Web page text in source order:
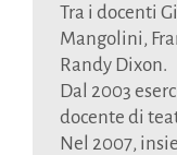
Tra i docenti
Mangolini,
Randy Dixon.
Dal 2003
docente di
Nel 2007,